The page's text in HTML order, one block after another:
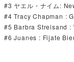
#3 ヤエル・ナイム:
#4 Tracy Chapman :
#5 Barbra Streisand :
#6 Juanes : Fijate